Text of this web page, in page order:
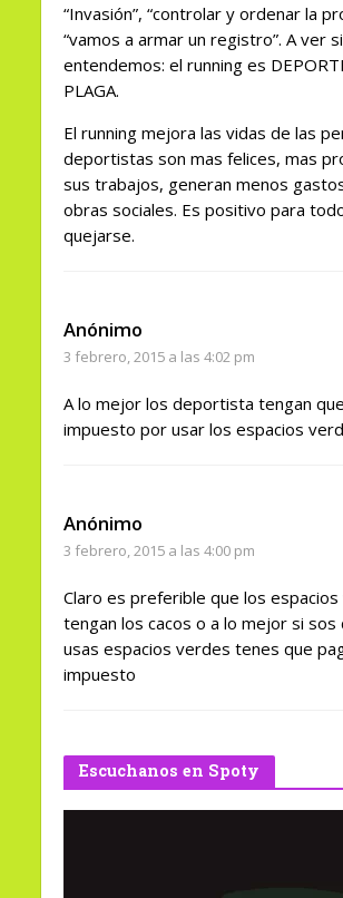
“Invasión”, “controlar y ordenar la
“vamos a armar un registro”. A ver
entendemos: el running es
PLAGA.
El running mejora las vidas de las
deportistas son mas felices, mas
sus trabajos, generan menos
obras sociales. Es positivo para
quejarse.
Anónimo
3 febrero, 2015 a las 4:02 pm
A lo mejor los deportista tengan
impuesto por usar los espacios
Anónimo
3 febrero, 2015 a las 4:00 pm
Claro es preferible que los
tengan los cacos o a lo mejor si
usas espacios verdes tenes que
impuesto
Escuchanos en Spoty